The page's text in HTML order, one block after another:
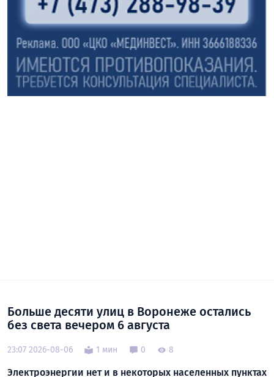
Больше десяти улиц в Воронеже остались
без света вечером 6 августа
23:07 2026-08-06 1 мин 0 8
Электроэнергии нет и в некоторых населенных пунктах